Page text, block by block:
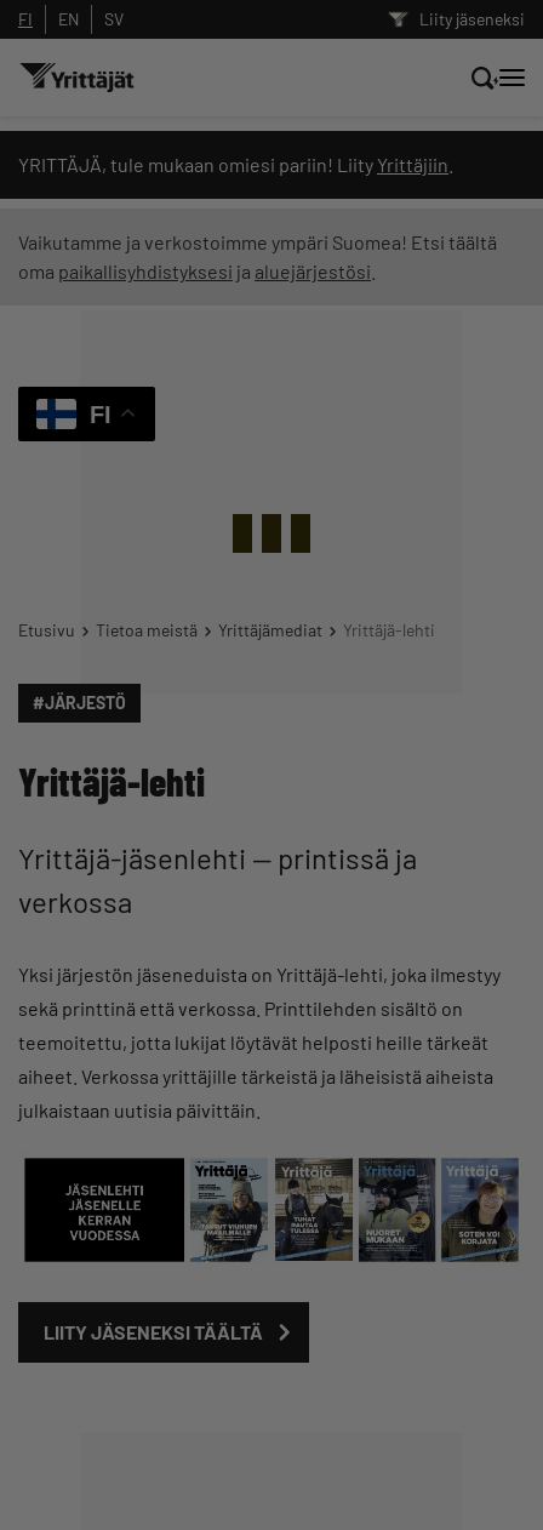
Liity jäseneksi
FI EN SV
YRITTÄJÄ, tule mukaan omiesi pariin! Liity Yrittäjiin
Vaikutamme ja verkostoimme ympäri Suomea! Etsi täältä
oma paikallisyhdistyksesi ja aluejärjestösi
FI
Etusivu Tietoa meistä Yrittäjämediat Yrittäjä-lehti
#JÄRJESTÖ
Yrittäjä-lehti
Yrittäjä-jäsenlehti — printissä ja
verkossa
Yksi järjestön jäseneduista on Yrittäjä-lehti, joka ilmestyy
sekä printtinä että verkossa. Printtilehden sisältö on
teemoitettu, jotta lukijat löytävät helposti heille tärkeät
aiheet. Verkossa yrittäjille tärkeistä ja läheisistä aiheista
julkaistaan uutisia päivittäin.
LIITY JÄSENEKSI TÄÄLTÄ
Hae sivustolta tai kysy suoraan
Yrittäjien tekoälyltä